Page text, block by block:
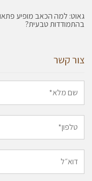
גאוט: למה הכאב מופיע פתאום
בהתמודדות טבעית?
צור קשר